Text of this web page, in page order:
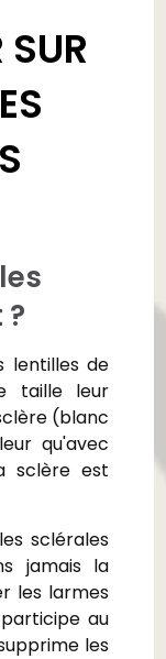
lentilles de
taille leur
(blanc
qu'avec
sclère est
sclérales
jamais la
les larmes
au
les